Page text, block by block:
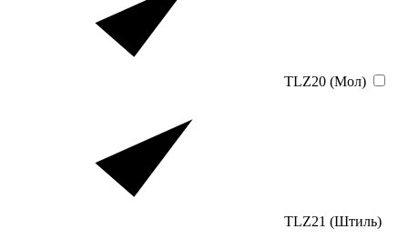
TLZ20 (Мол)
TLZ21 (Штиль)